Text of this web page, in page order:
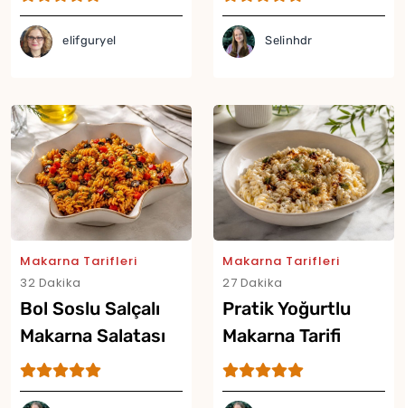
Makarna Tarifi
elifguryel
Pratik Makarna
Tarifi
Selinhdr
Makarna Tarifleri
32 Dakika
Bol Soslu Salçalı
Makarna Salatası
Tarifi
Makarna Tarifleri
27 Dakika
Pratik Yoğurtlu
Makarna Tarifi